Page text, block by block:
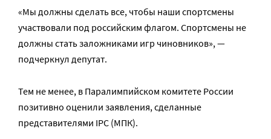
«Мы должны сделать все, чтобы наши спортсмены
участвовали под российским флагом. Спортсмены не
должны стать заложниками игр чиновников», —
подчеркнул депутат.
Тем не менее, в Паралимпийском комитете России
позитивно оценили заявления, сделанные
представителями IPC (МПК).